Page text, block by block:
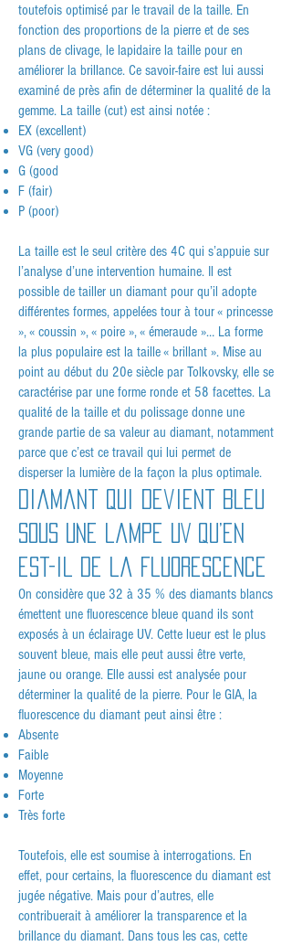
toutefois optimisé par le travail de la taille. En
fonction des proportions de la pierre et de ses
plans de clivage, le lapidaire la taille pour en
améliorer la brillance. Ce savoir-faire est lui aussi
examiné de près afin de déterminer la qualité de la
gemme. La taille (cut) est ainsi notée :
EX (excellent)
VG (very good)
G (good
F (fair)
P (poor)
La taille est le seul critère des 4C qui s’appuie sur
l’analyse d’une intervention humaine. Il est
possible de tailler un diamant pour qu’il adopte
différentes formes, appelées tour à tour « princesse
», « coussin », « poire », « émeraude »… La forme
la plus populaire est la taille « brillant ». Mise au
point au début du 20e siècle par Tolkovsky, elle se
caractérise par une forme ronde et 58 facettes. La
qualité de la taille et du polissage donne une
grande partie de sa valeur au diamant, notamment
parce que c’est ce travail qui lui permet de
disperser la lumière de la façon la plus optimale.
Diamant qui devient bleu
sous une lampe UV qu’en
est-il de la fluorescence
On considère que 32 à 35 % des diamants blancs
émettent une fluorescence bleue quand ils sont
exposés à un éclairage UV. Cette lueur est le plus
souvent bleue, mais elle peut aussi être verte,
jaune ou orange. Elle aussi est analysée pour
déterminer la qualité de la pierre. Pour le GIA, la
fluorescence du diamant peut ainsi être :
Absente
Faible
Moyenne
Forte
Très forte
Toutefois, elle est soumise à interrogations. En
effet, pour certains, la fluorescence du diamant est
jugée négative. Mais pour d’autres, elle
contribuerait à améliorer la transparence et la
brillance du diamant. Dans tous les cas, cette